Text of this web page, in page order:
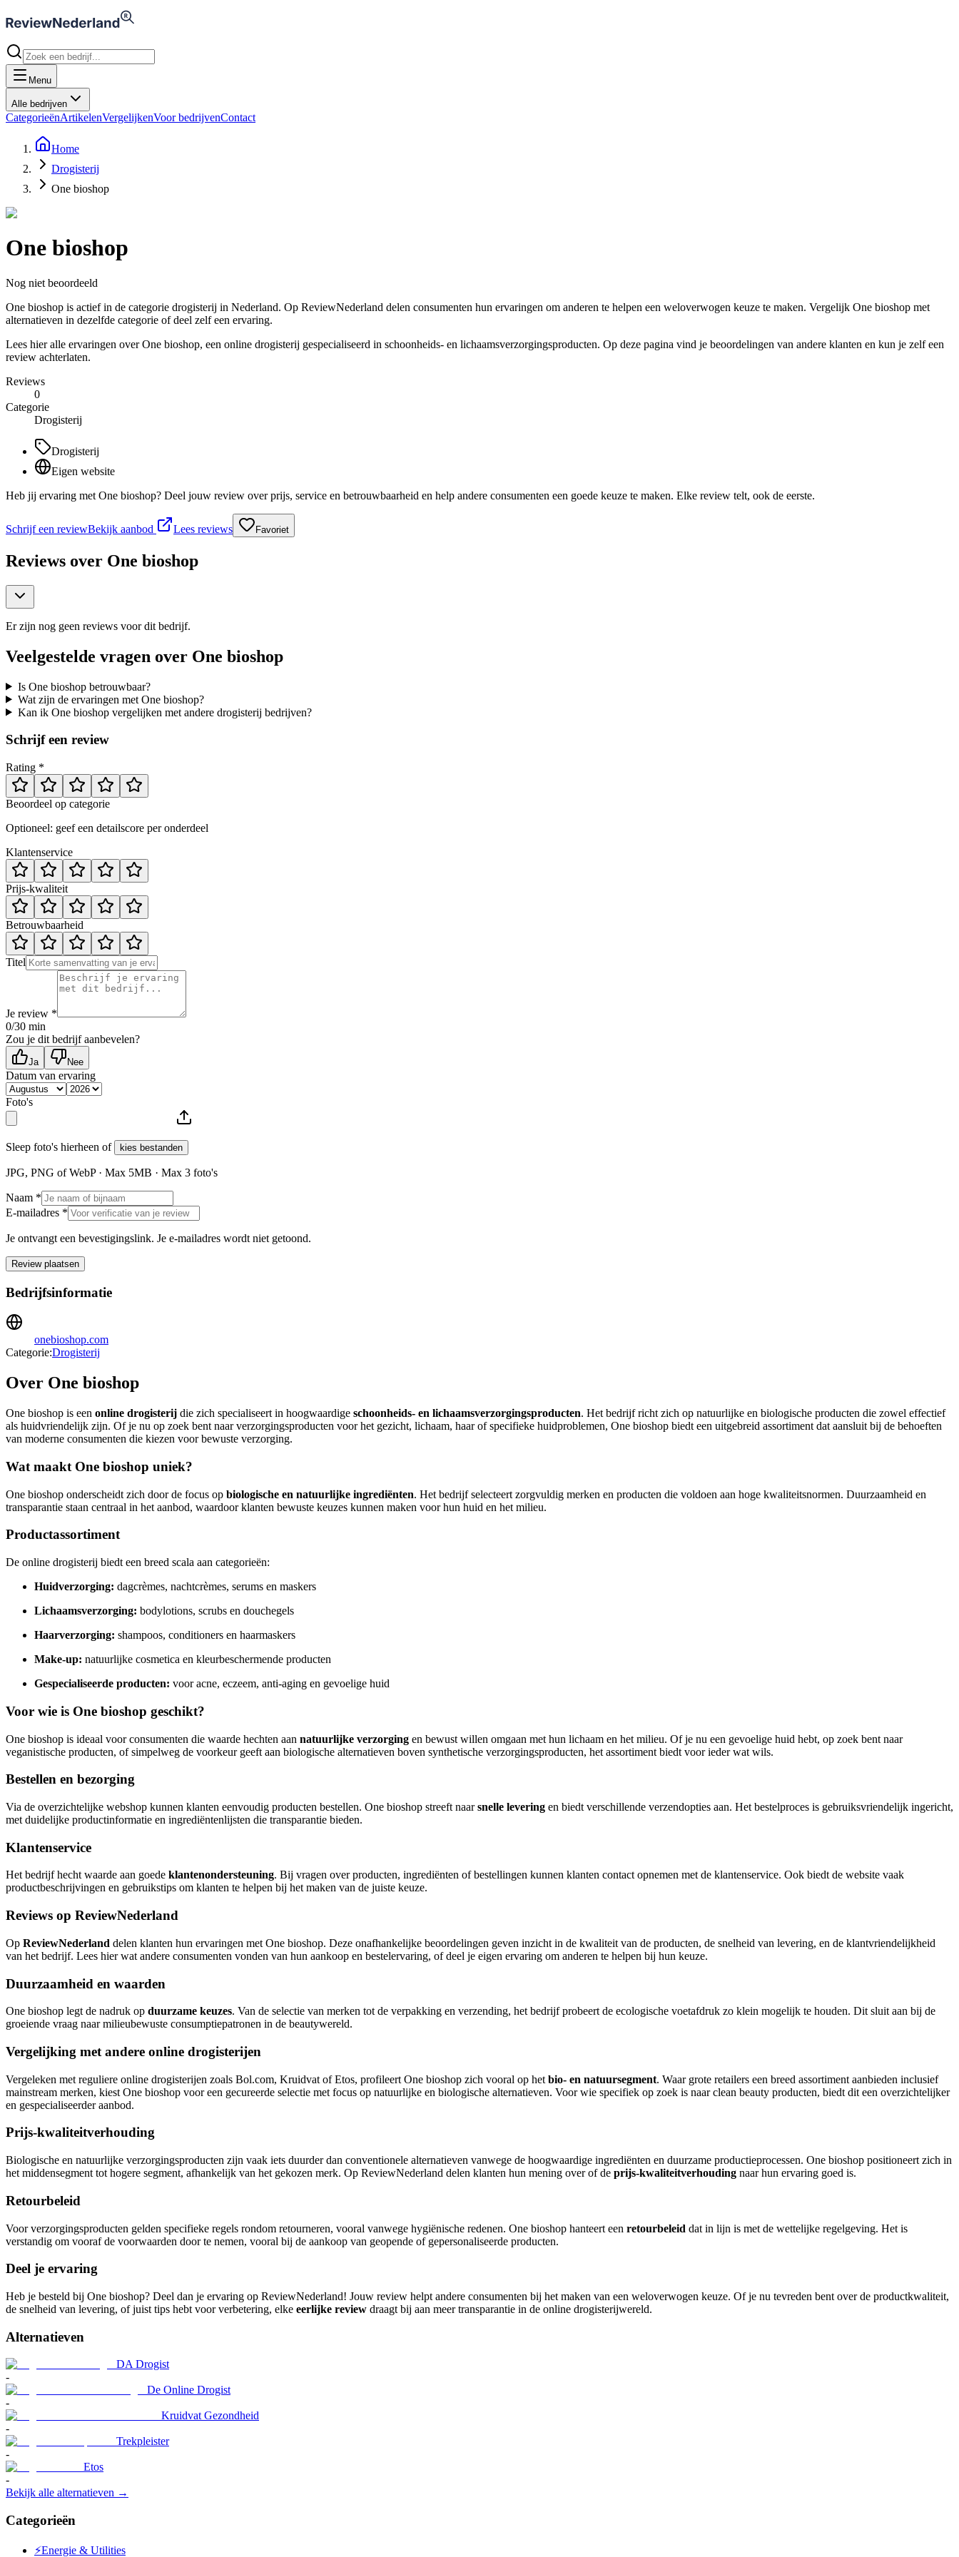
Menu
Alle bedrijven
CategorieënArtikelenVergelijkenVoor bedrijvenContact
Home
Drogisterij
One bioshop
One bioshop
Nog niet beoordeeld
One bioshop is actief in de categorie drogisterij in Nederland. Op ReviewNederland delen consumenten hun ervaringen om anderen te helpen een weloverwogen keuze te maken. Vergelijk One bioshop met
alternatieven in dezelfde categorie of deel zelf een ervaring.
Lees hier alle ervaringen over One bioshop, een online drogisterij gespecialiseerd in schoonheids- en lichaamsverzorgingsproducten. Op deze pagina vind je beoordelingen van andere klanten en kun je zelf een
review achterlaten.
Reviews
0
Categorie
Drogisterij
Drogisterij
Eigen website
Heb jij ervaring met One bioshop? Deel jouw review over prijs, service en betrouwbaarheid en help andere consumenten een goede keuze te maken. Elke review telt, ook de eerste.
Schrijf een reviewBekijk aanbod Lees reviews Favoriet
Reviews over One bioshop
Er zijn nog geen reviews voor dit bedrijf.
Veelgestelde vragen over One bioshop
Is One bioshop betrouwbaar?
Wat zijn de ervaringen met One bioshop?
Kan ik One bioshop vergelijken met andere drogisterij bedrijven?
Schrijf een review
Rating *
Beoordeel op categorie
Optioneel: geef een detailscore per onderdeel
Klantenservice
Prijs-kwaliteit
Betrouwbaarheid
Titel
Je review *
0/30 min
Zou je dit bedrijf aanbevelen?
Ja Nee
Datum van ervaring
Foto's
Sleep foto's hierheen of kies bestanden
JPG, PNG of WebP · Max 5MB · Max 3 foto's
Naam *
E-mailadres *
Je ontvangt een bevestigingslink. Je e-mailadres wordt niet getoond.
Review plaatsen
Bedrijfsinformatie
onebioshop.com
Categorie:Drogisterij
Over One bioshop
One bioshop is een online drogisterij die zich specialiseert in hoogwaardige schoonheids- en lichaamsverzorgingsproducten. Het bedrijf richt zich op natuurlijke en biologische producten die zowel effectief
als huidvriendelijk zijn. Of je nu op zoek bent naar verzorgingsproducten voor het gezicht, lichaam, haar of specifieke huidproblemen, One bioshop biedt een uitgebreid assortiment dat aansluit bij de behoeften
van moderne consumenten die kiezen voor bewuste verzorging.
Wat maakt One bioshop uniek?
One bioshop onderscheidt zich door de focus op biologische en natuurlijke ingrediënten. Het bedrijf selecteert zorgvuldig merken en producten die voldoen aan hoge kwaliteitsnormen. Duurzaamheid en
transparantie staan centraal in het aanbod, waardoor klanten bewuste keuzes kunnen maken voor hun huid en het milieu.
Productassortiment
De online drogisterij biedt een breed scala aan categorieën:
Huidverzorging: dagcrèmes, nachtcrèmes, serums en maskers
Lichaamsverzorging: bodylotions, scrubs en douchegels
Haarverzorging: shampoos, conditioners en haarmaskers
Make-up: natuurlijke cosmetica en kleurbeschermende producten
Gespecialiseerde producten: voor acne, eczeem, anti-aging en gevoelige huid
Voor wie is One bioshop geschikt?
One bioshop is ideaal voor consumenten die waarde hechten aan natuurlijke verzorging en bewust willen omgaan met hun lichaam en het milieu. Of je nu een gevoelige huid hebt, op zoek bent naar
veganistische producten, of simpelweg de voorkeur geeft aan biologische alternatieven boven synthetische verzorgingsproducten, het assortiment biedt voor ieder wat wils.
Bestellen en bezorging
Via de overzichtelijke webshop kunnen klanten eenvoudig producten bestellen. One bioshop streeft naarsnelle levering en biedt verschillende verzendopties aan. Het bestelproces is gebruiksvriendelijk ingericht,
met duidelijke productinformatie en ingrediëntenlijsten die transparantie bieden.
Klantenservice
Het bedrijf hecht waarde aan goede klantenondersteuning. Bij vragen over producten, ingrediënten of bestellingen kunnen klanten contact opnemen met de klantenservice. Ook biedt de website vaak
productbeschrijvingen en gebruikstips om klanten te helpen bij het maken van de juiste keuze.
Reviews op ReviewNederland
Op ReviewNederland delen klanten hun ervaringen met One bioshop. Deze onafhankelijke beoordelingen geven inzicht in de kwaliteit van de producten, de snelheid van levering, en de klantvriendelijkheid
van het bedrijf. Lees hier wat andere consumenten vonden van hun aankoop en bestelervaring, of deel je eigen ervaring om anderen te helpen bij hun keuze.
Duurzaamheid en waarden
One bioshop legt de nadruk op duurzame keuzes. Van de selectie van merken tot de verpakking en verzending, het bedrijf probeert de ecologische voetafdruk zo klein mogelijk te houden. Dit sluit aan bij de
groeiende vraag naar milieubewuste consumptiepatronen in de beautywereld.
Vergelijking met andere online drogisterijen
Vergeleken met reguliere online drogisterijen zoals Bol.com, Kruidvat of Etos, profileert One bioshop zich vooral op het bio- en natuursegment. Waar grote retailers een breed assortiment aanbieden inclusief
mainstream merken, kiest One bioshop voor een gecureerde selectie met focus op natuurlijke en biologische alternatieven. Voor wie specifiek op zoek is naar clean beauty producten, biedt dit een overzichtelijker
en gespecialiseerder aanbod.
Prijs-kwaliteitverhouding
Biologische en natuurlijke verzorgingsproducten zijn vaak iets duurder dan conventionele alternatieven vanwege de hoogwaardige ingrediënten en duurzame productieprocessen. One bioshop positioneert zich in
het middensegment tot hogere segment, afhankelijk van het gekozen merk. Op ReviewNederland delen klanten hun mening over of de prijs-kwaliteitverhouding naar hun ervaring goed is.
Retourbeleid
Voor verzorgingsproducten gelden specifieke regels rondom retourneren, vooral vanwege hygiënische redenen. One bioshop hanteert een retourbeleid dat in lijn is met de wettelijke regelgeving. Het is
verstandig om vooraf de voorwaarden door te nemen, vooral bij de aankoop van geopende of gepersonaliseerde producten.
Deel je ervaring
Heb je besteld bij One bioshop? Deel dan je ervaring op ReviewNederland! Jouw review helpt andere consumenten bij het maken van een weloverwogen keuze. Of je nu tevreden bent over de productkwaliteit,
de snelheid van levering, of juist tips hebt voor verbetering, elke eerlijke review draagt bij aan meer transparantie in de online drogisterijwereld.
Alternatieven
DA Drogist
-
De Online Drogist
-
Kruidvat Gezondheid
-
Trekpleister
-
Etos
-
Bekijk alle alternatieven →
Categorieën
⚡Energie & Utilities